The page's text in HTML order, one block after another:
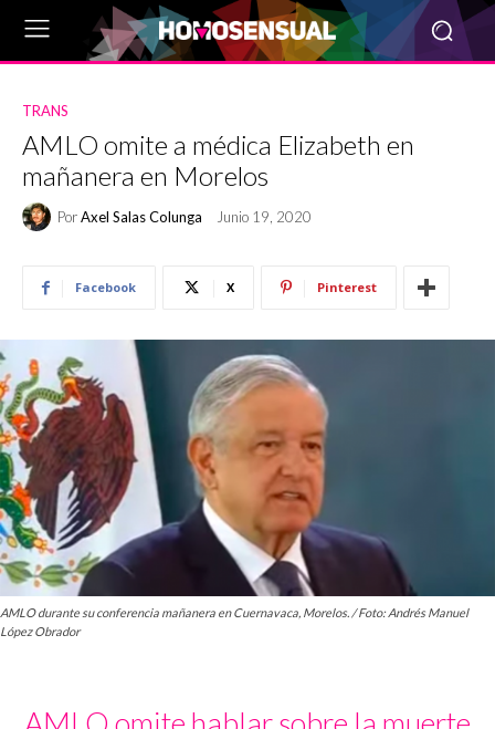
TRANS
AMLO omite a médica Elizabeth en
mañanera en Morelos
PorAxel Salas Colunga Junio 19, 2020
Facebook X Pinterest
AMLO durante su conferencia mañanera en Cuernavaca, Morelos. / Foto: Andrés Manuel
López Obrador